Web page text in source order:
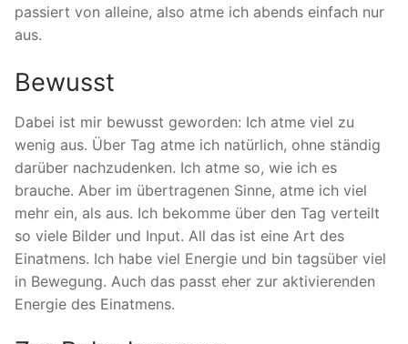
passiert von alleine, also atme ich abends einfach nur
aus.
Bewusst
Dabei ist mir bewusst geworden: Ich atme viel zu
wenig aus. Über Tag atme ich natürlich, ohne ständig
darüber nachzudenken. Ich atme so, wie ich es
brauche. Aber im übertragenen Sinne, atme ich viel
mehr ein, als aus. Ich bekomme über den Tag verteilt
so viele Bilder und Input. All das ist eine Art des
Einatmens. Ich habe viel Energie und bin tagsüber viel
in Bewegung. Auch das passt eher zur aktivierenden
Energie des Einatmens.